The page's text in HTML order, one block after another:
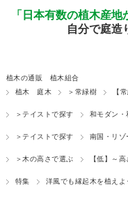
「日本有数の植木産
自分で庭造
植木の通販 植木組合
植木 庭木
＞常緑樹 【
＞テイストで探す 和モダン・
＞テイストで探す 南国・リゾ
＞木の高さで選ぶ 【低】～
特集 洋風でも縁起木を植えよ